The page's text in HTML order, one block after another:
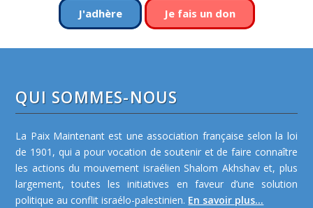
J'adhère Je fais un don
QUI SOMMES-NOUS
La Paix Maintenant est une association française selon la loi
de 1901, qui a pour vocation de soutenir et de faire connaître
les actions du mouvement israélien Shalom Akhshav et, plus
largement, toutes les initiatives en faveur d’une solution
politique au conflit israélo-palestinien. En savoir plus...